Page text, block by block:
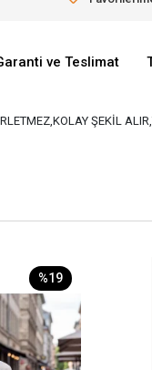
ve Teslimat
ŞEKİL
%19